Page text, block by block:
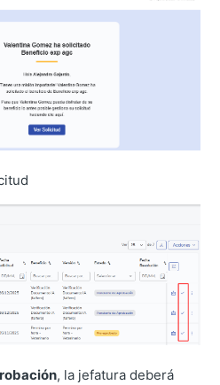
, la jefatura deberá